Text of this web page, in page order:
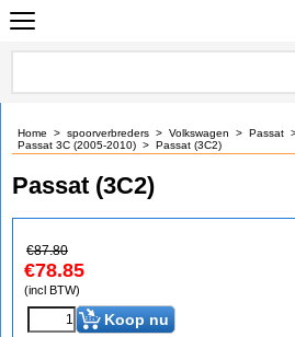
Home > spoorverbreders > Volkswagen > Passat
Passat 3C (2005-2010) > Passat (3C2)
Passat (3C2)
€87.80
€78.85
(incl BTW)
Koop nu